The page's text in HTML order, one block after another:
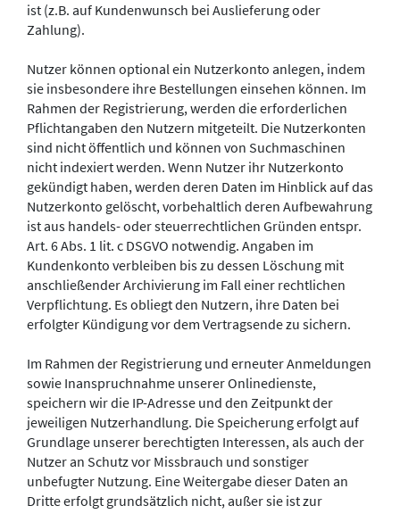
ist (z.B. auf Kundenwunsch bei Auslieferung oder
Zahlung).
Nutzer können optional ein Nutzerkonto anlegen, indem
sie insbesondere ihre Bestellungen einsehen können. Im
Rahmen der Registrierung, werden die erforderlichen
Pflichtangaben den Nutzern mitgeteilt. Die Nutzerkonten
sind nicht öffentlich und können von Suchmaschinen
nicht indexiert werden. Wenn Nutzer ihr Nutzerkonto
gekündigt haben, werden deren Daten im Hinblick auf das
Nutzerkonto gelöscht, vorbehaltlich deren Aufbewahrung
ist aus handels- oder steuerrechtlichen Gründen entspr.
Art. 6 Abs. 1 lit. c DSGVO notwendig. Angaben im
Kundenkonto verbleiben bis zu dessen Löschung mit
anschließender Archivierung im Fall einer rechtlichen
Verpflichtung. Es obliegt den Nutzern, ihre Daten bei
erfolgter Kündigung vor dem Vertragsende zu sichern.
Im Rahmen der Registrierung und erneuter Anmeldungen
sowie Inanspruchnahme unserer Onlinedienste,
speichern wir die IP-Adresse und den Zeitpunkt der
jeweiligen Nutzerhandlung. Die Speicherung erfolgt auf
Grundlage unserer berechtigten Interessen, als auch der
Nutzer an Schutz vor Missbrauch und sonstiger
unbefugter Nutzung. Eine Weitergabe dieser Daten an
Dritte erfolgt grundsätzlich nicht, außer sie ist zur